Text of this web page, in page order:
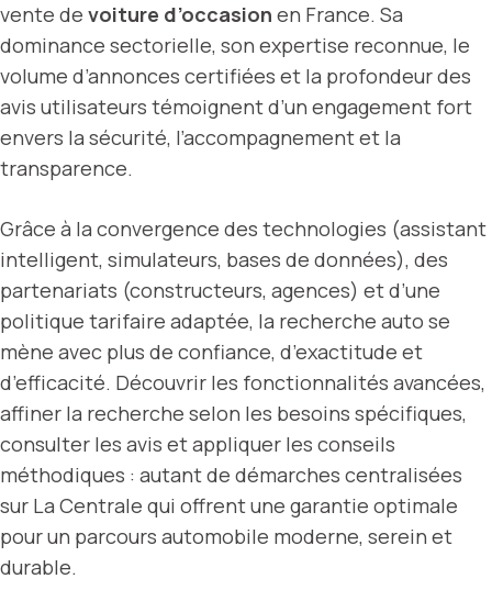
vente de voiture d’occasion en France. Sa
dominance sectorielle, son expertise reconnue, le
volume d’annonces certifiées et la profondeur des
avis utilisateurs témoignent d’un engagement fort
envers la sécurité, l’accompagnement et la
transparence.
Grâce à la convergence des technologies (assistant
intelligent, simulateurs, bases de données), des
partenariats (constructeurs, agences) et d’une
politique tarifaire adaptée, la recherche auto se
mène avec plus de confiance, d’exactitude et
d’efficacité. Découvrir les fonctionnalités avancées,
affiner la recherche selon les besoins spécifiques,
consulter les avis et appliquer les conseils
méthodiques : autant de démarches centralisées
sur La Centrale qui offrent une garantie optimale
pour un parcours automobile moderne, serein et
durable.